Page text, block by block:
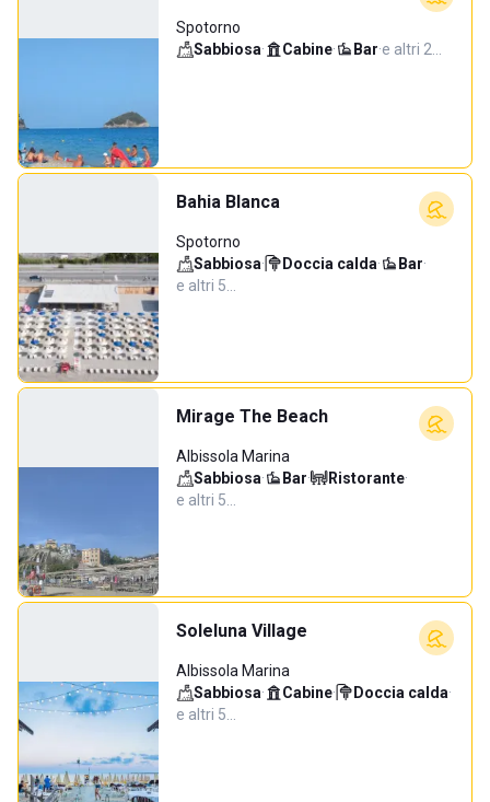
Spotorno
Sabbiosa· Cabine· Bar·e altri 2…
Bahia Blanca
Spotorno
Sabbiosa· Doccia calda· Bar·
e altri 5…
Mirage The Beach
Albissola Marina
Sabbiosa· Bar· Ristorante·
e altri 5…
Soleluna Village
Albissola Marina
Sabbiosa· Cabine· Doccia calda·
e altri 5…